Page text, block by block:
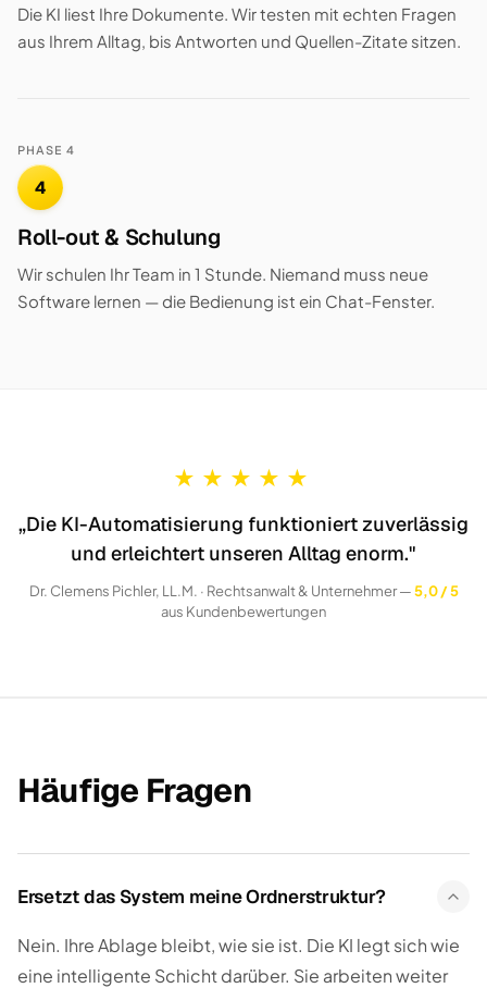
Die KI liest Ihre Dokumente. Wir testen mit echten Fragen
aus Ihrem Alltag, bis Antworten und Quellen-Zitate sitzen.
PHASE 4
4
Roll-out & Schulung
Wir schulen Ihr Team in 1 Stunde. Niemand muss neue
Software lernen — die Bedienung ist ein Chat-Fenster.
★ ★ ★ ★ ★
„Die KI-Automatisierung funktioniert zuverlässig
und erleichtert unseren Alltag enorm."
Dr. Clemens Pichler, LL.M. · Rechtsanwalt & Unternehmer —5,0 / 5
aus Kundenbewertungen
Häufige Fragen
Ersetzt das System meine Ordnerstruktur?
Nein. Ihre Ablage bleibt, wie sie ist. Die KI legt sich wie
eine intelligente Schicht darüber. Sie arbeiten weiter